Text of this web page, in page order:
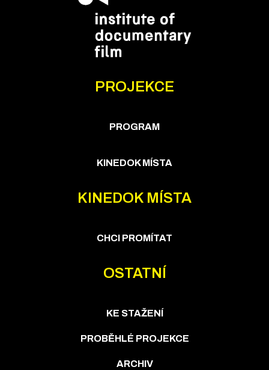
PROJEKCE
PROGRAM
KINEDOK MÍSTA
KINEDOK MÍSTA
CHCI PROMÍTAT
OSTATNÍ
KE STAŽENÍ
PROBĚHLÉ PROJEKCE
ARCHIV